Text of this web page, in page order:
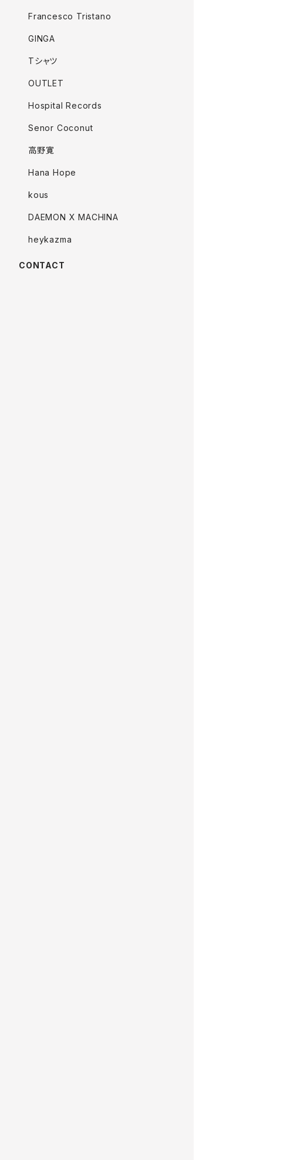
Francesco Tristano
GINGA
Tシャツ
OUTLET
Hospital Records
Senor Coconut
高野寛
Hana Hope
kous
DAEMON X MACHINA
heykazma
CONTACT